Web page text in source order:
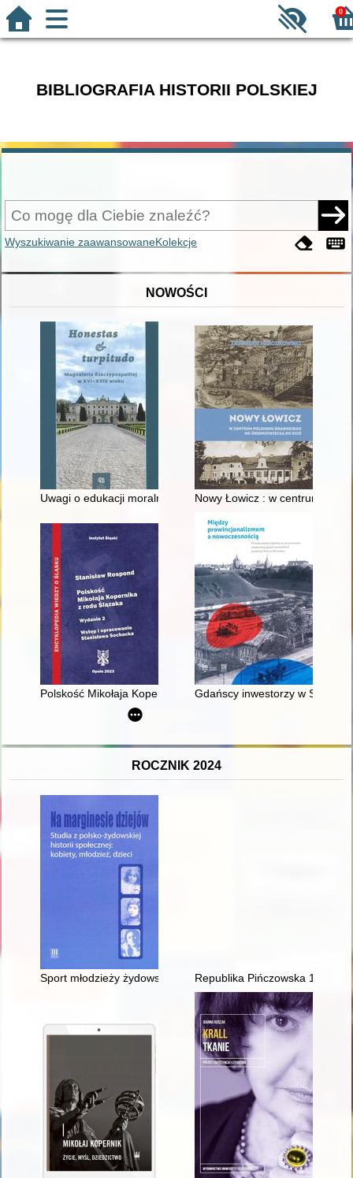
0
BIBLIOGRAFIA HISTORII POLSKIEJ
Wyszukiwanie zaawansowaneKolekcje
NOWOŚCI
Uwagi o edukacji moralnej synów szlacheckich w XVI-
Nowy Łowicz : w centrum
Polskość Mikołaja Kopernika z rodu Ślązaka
Gdańscy inwestorzy w
ROCZNIK 2024
Sport młodzieży żydowskiej w świetle "Małego Przeglądu"
Republika Pińczowska 1944 :